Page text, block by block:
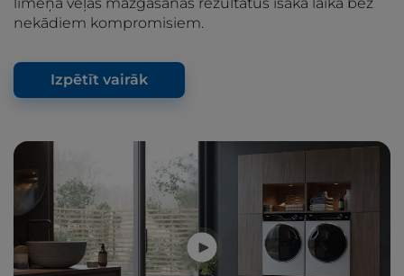
nekādiem kompromisiem.
Izpētīt vairāk